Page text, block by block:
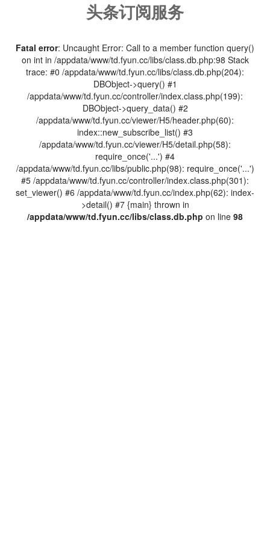
头条订阅服务
Fatal error: Uncaught Error: Call to a member function query()
on int in /appdata/www/td.fyun.cc/libs/class.db.php:98 Stack
trace: #0 /appdata/www/td.fyun.cc/libs/class.db.php(204):
DBObject->query() #1
/appdata/www/td.fyun.cc/controller/index.class.php(199):
DBObject->query_data() #2
/appdata/www/td.fyun.cc/viewer/H5/header.php(60):
index::new_subscribe_list() #3
/appdata/www/td.fyun.cc/viewer/H5/detail.php(58):
require_once('...') #4
/appdata/www/td.fyun.cc/libs/public.php(98): require_once('...')
#5 /appdata/www/td.fyun.cc/controller/index.class.php(301):
set_viewer() #6 /appdata/www/td.fyun.cc/index.php(62): index-
>detail() #7 {main} thrown in
/appdata/www/td.fyun.cc/libs/class.db.php on line 98